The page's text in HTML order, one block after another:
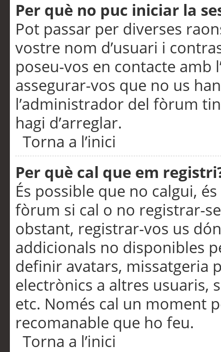
Per què no puc iniciar la
Pot passar per diverses
vostre nom d’usuari i
poseu-vos en contacte
assegurar-vos que no us
l’administrador del fòrum
hagi d’arreglar.
Torna a l’inici
Per què cal que em
És possible que no calgui,
fòrum si cal o no registrar-
obstant, registrar-vos us
addicionals no disponibles
definir avatars, missatgeria
electrònics a altres usuaris,
etc. Només cal un moment
recomanable que ho feu.
Torna a l’inici